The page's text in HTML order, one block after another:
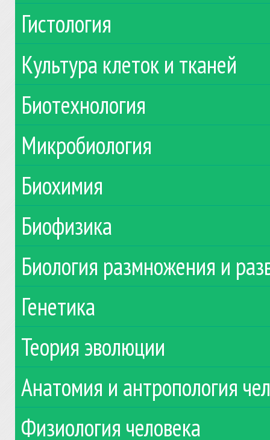
Гистология
Культура клеток и тканей
Биотехнология
Микробиология
Биохимия
Биофизика
Биология размножения и
Генетика
Теория эволюции
Анатомия и антропология
Физиология человека